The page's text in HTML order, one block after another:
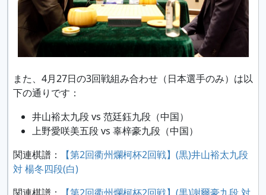
また、4月27日の3回戦組み合わせ（日本選手のみ）は以
下の通りです：
井山裕太九段 vs 范廷鈺九段（中国）
上野愛咲美五段 vs 辜梓豪九段（中国）
関連棋譜：
【第2回衢州爛柯杯2回戦】(黒)井山裕太九段
対 楊冬四段(白)